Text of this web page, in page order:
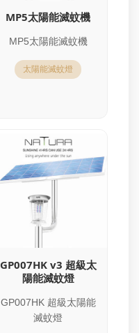
MP5太陽能滅蚊機
MP5太陽能滅蚊機
太陽能滅蚊燈
GP007HK v3 超級太
陽能滅蚊燈
GP007HK 超級太陽能
滅蚊燈